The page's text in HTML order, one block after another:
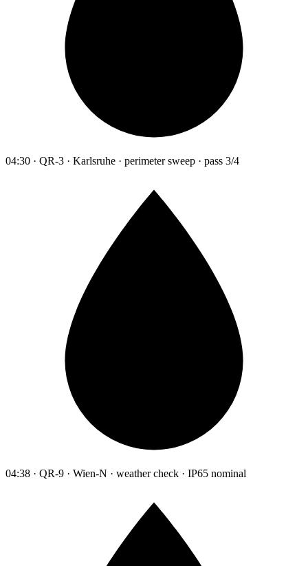
04:30 · QR-3 · Karlsruhe · perimeter sweep · pass 3/4
04:38 · QR-9 · Wien-N · weather check · IP65 nominal